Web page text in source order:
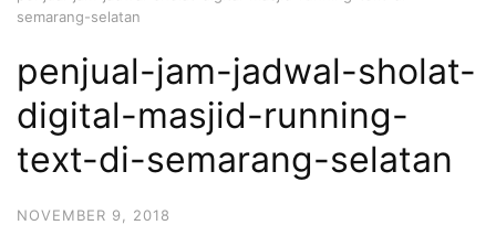
semarang-selatan
penjual-jam-jadwal-sholat-
digital-masjid-running-
text-di-semarang-selatan
NOVEMBER 9, 2018